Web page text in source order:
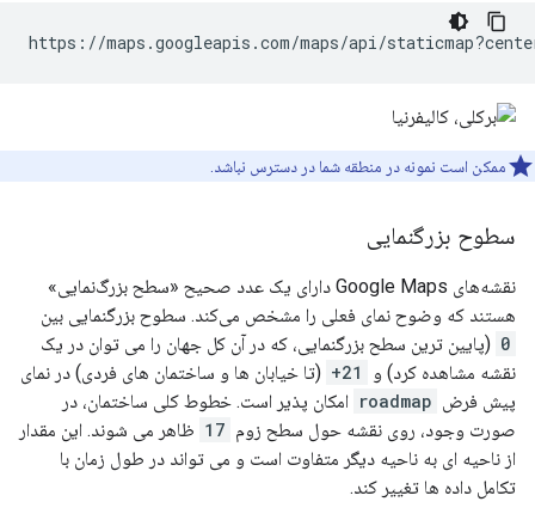
https://maps.googleapis.com/maps/api/
ممکن است نمونه در منطقه شما در دسترس نباشد.
سطوح بزرگنمایی
نقشه‌های Google Maps دارای یک عدد صحیح «سطح بزرگ‌نمایی»
هستند که وضوح نمای فعلی را مشخص می‌کند. سطوح بزرگنمایی بین
0 (پایین ترین سطح بزرگنمایی، که در آن کل جهان را می توان در یک
نقشه مشاهده کرد) و
21+
(تا خیابان ها و ساختمان های فردی) در نمای
پیش فرض roadmap امکان پذیر است. خطوط کلی ساختمان، در
صورت وجود، روی نقشه حول سطح زوم 17 ظاهر می شوند. این مقدار
از ناحیه ای به ناحیه دیگر متفاوت است و می تواند در طول زمان با
تکامل داده ها تغییر کند.